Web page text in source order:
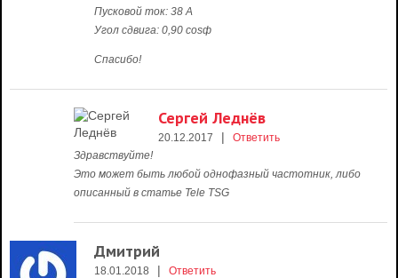
Пусковой ток: 38 А
Угол сдвига: 0,90 cosф
Спасибо!
Сергей Леднёв
20.12.2017 |
Ответить
Здравствуйте!
Это может быть любой однофазный частотник, либо
описанный в статье Tele TSG
Дмитрий
18.01.2018 |
Ответить